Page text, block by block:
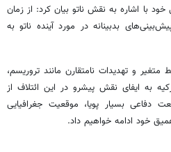
با اشاره به نقش ناتو بیان کرد: از زمان
بدبینانه در مورد آینده ناتو به
متغیر و تهدیدات نامتقارن مانند تروریسم،
به ایفای نقش پیشرو در این ائتلاف از
دفاعی بسیار پویا، موقعیت جغرافیایی
خود ادامه خواهیم داد.